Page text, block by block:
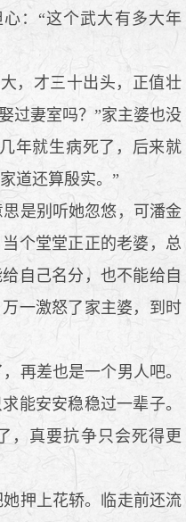
：“这个武大有多大年
，才三十出头，正值壮
过妻室吗？”家主婆也没
年就生病死了，后来就
道还算殷实。”
是别听她忽悠，可潘金
个堂堂正正的老婆，总
自己名分，也不能给自
一激怒了家主婆，到时
再差也是一个男人吧。
能安安稳稳过一辈子。
，真要抗争只会死得更
押上花轿。临走前还流